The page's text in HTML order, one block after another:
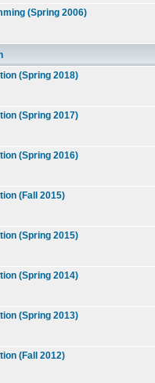
(Spring 2006)
(Spring 2018)
(Spring 2017)
(Spring 2016)
(Fall 2015)
(Spring 2015)
(Spring 2014)
(Spring 2013)
(Fall 2012)